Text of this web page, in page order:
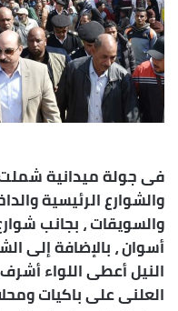
فى جولة ميدانية
والشوارع الرئيسية
والسويقات ، بجانب
أسوان ، بالإضافة إلى
النيل أعطى اللواء
العلنى على باكيات